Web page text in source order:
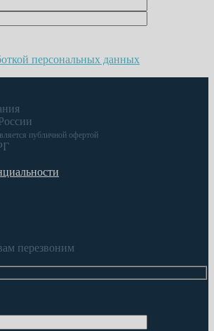
персональных данных
публичной офертой
перезвоним